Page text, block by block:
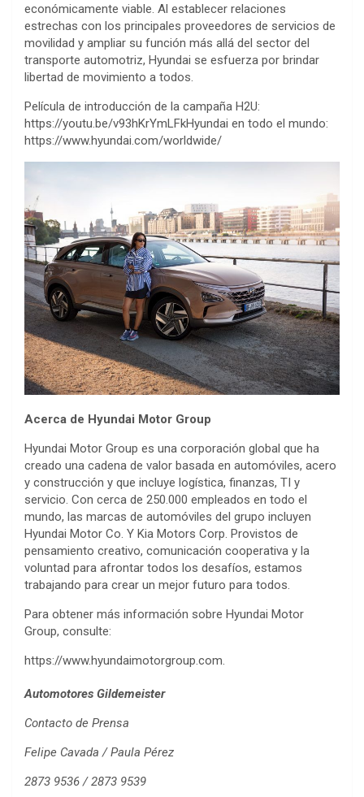
económicamente viable. Al establecer relaciones
estrechas con los principales proveedores de servicios de
movilidad y ampliar su función más allá del sector del
transporte automotriz, Hyundai se esfuerza por brindar
libertad de movimiento a todos.
Película de introducción de la campaña H2U:
https://youtu.be/v93hKrYmLFkHyundai en todo el mundo:
https://www.hyundai.com/worldwide/
Acerca de Hyundai Motor Group
Hyundai Motor Group es una corporación global que ha
creado una cadena de valor basada en automóviles, acero
y construcción y que incluye logística, finanzas, TI y
servicio. Con cerca de 250.000 empleados en todo el
mundo, las marcas de automóviles del grupo incluyen
Hyundai Motor Co. Y Kia Motors Corp. Provistos de
pensamiento creativo, comunicación cooperativa y la
voluntad para afrontar todos los desafíos, estamos
trabajando para crear un mejor futuro para todos.
Para obtener más información sobre Hyundai Motor
Group, consulte:
https://www.hyundaimotorgroup.com.
Automotores Gildemeister
Contacto de Prensa
Felipe Cavada / Paula Pérez
2873 9536 / 2873 9539